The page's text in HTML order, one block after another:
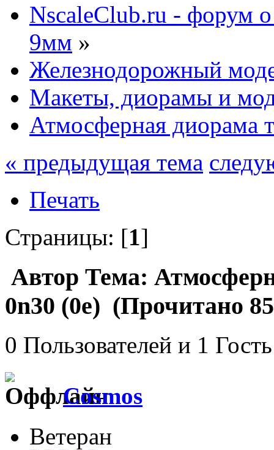
NscaleClub.ru - форум
9мм »
Железнодорожный
Макеты, диорамы и
Атмосферная диорама
« предыдущая тема
Печать
Страницы: [1]
Автор Тема:
0n30 (0e) (Прочитано
0 Пользователей и 1
Cosmos
Ветеран